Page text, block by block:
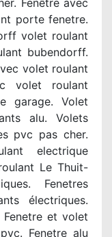
Fenêtre avec
porte fenetre.
volet roulant
bubendorff.
volet roulant
volet roulant
garage. Volet
alu. Volets
pvc pas cher.
electrique
Le Thuit-
Fenetres
électriques.
et volet
Fenetre alu